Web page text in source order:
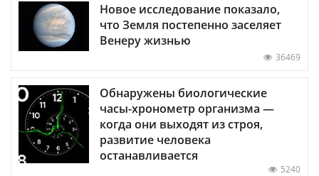
Новое исследование показало,
что Земля постепенно заселяет
Венеру жизнью
36469
Обнаружены биологические
часы-хронометр организма —
когда они выходят из строя,
развитие человека
останавливается
5240